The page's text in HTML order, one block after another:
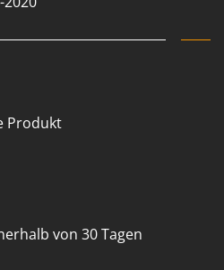
mit Ausleger
Produkt
von 30 Tagen